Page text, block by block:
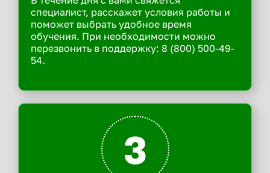
специалист, расскажет условия работы и
поможет выбрать удобное время
обучения. При необходимости можно
перезвонить в поддержку: 8 (800) 500-49-
54.
3